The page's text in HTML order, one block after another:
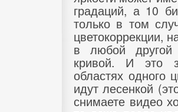
градаций, а 10
только в том
цветокоррекции,
в любой другой
кривой. И это
областях одного
идут лесенкой
снимаете видео